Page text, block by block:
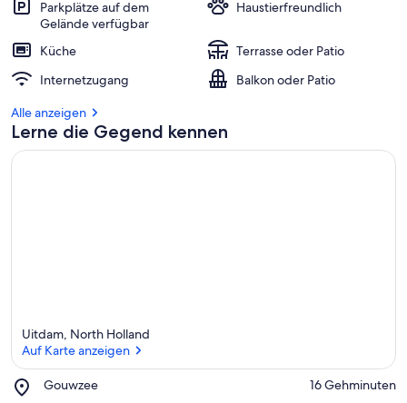
Parkplätze auf dem
Gelände verfügbar
Haustierfreundlich
Küche
Terrasse oder Patio
Internetzugang
Balkon oder Patio
Alle anzeigen
Lerne die Gegend kennen
Uitdam, North Holland
Auf Karte anzeigen
Gouwzee
Place,
‪16 Gehminuten‬